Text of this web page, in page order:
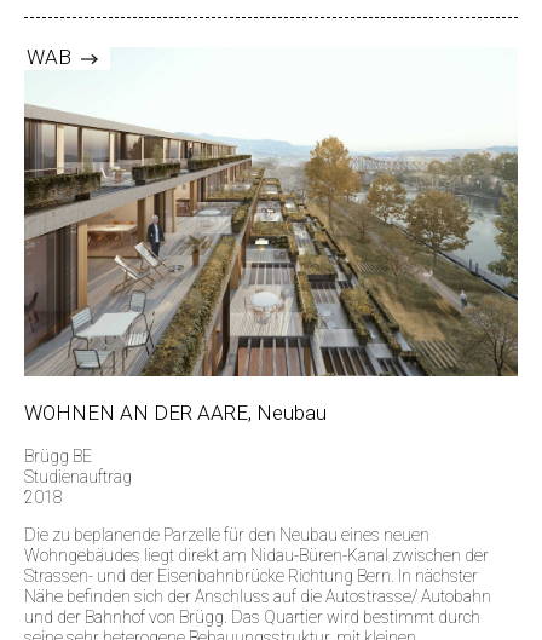
WAB
WOHNEN AN DER AARE, Neubau
Brügg BE
Studienauftrag
2018
Die zu beplanende Parzelle für den Neubau eines neuen
Wohngebäudes liegt direkt am Nidau-Büren-Kanal zwischen der
Strassen- und der Eisenbahnbrücke Richtung Bern. In nächster
Nähe befinden sich der Anschluss auf die Autostrasse/ Autobahn
und der Bahnhof von Brügg. Das Quartier wird bestimmt durch